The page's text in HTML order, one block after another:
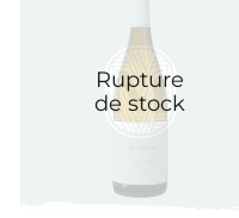
Rupture
de stock